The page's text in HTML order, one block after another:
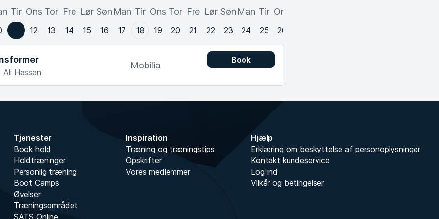
Tir Ons
12
Tor
13
Fre
14
Lør
15
Søn
16
Man
17
Tir
18
Ons
19
Tor
20
Fre
21
Lør
22
Søn
23
Man
24
Tir
25
Ons
26
Ali Hassan
Mobilia
Book
Tjenester
Book hold
Holdtræninger
Personlig træning
Boot Camps
Øvelser
Træningsområdet
SATS Online
Inspiration
Træning og træningstips
Opskrifter
Vores medlemmer
Hjælp
Erklæring om beskyttelse af personoplysninger
Kontakt kundeservice
Log ind
Vilkår og betingelser